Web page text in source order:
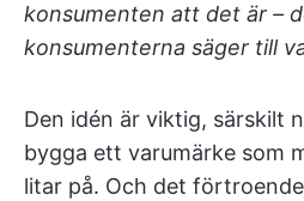
konsumenten att det är –
konsumenterna säger till
Den idén är viktig, särskilt
bygga ett varumärke som
litar på. Och det